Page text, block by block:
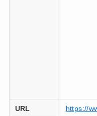
URL https://